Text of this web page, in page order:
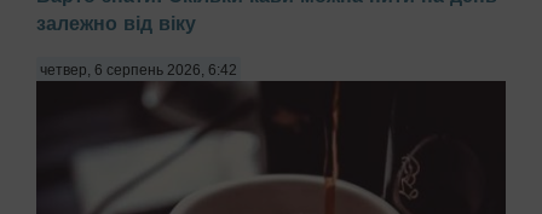
залежно від віку
четвер, 6 серпень 2026, 6:42